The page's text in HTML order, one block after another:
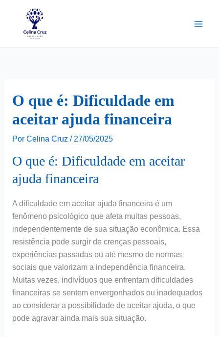
O que é: Dificuldade em
aceitar ajuda financeira
Por Celina Cruz / 27/05/2025
O que é: Dificuldade em aceitar
ajuda financeira
A dificuldade em aceitar ajuda financeira é um
fenômeno psicológico que afeta muitas pessoas,
independentemente de sua situação econômica. Essa
resistência pode surgir de crenças pessoais,
experiências passadas ou até mesmo de normas
sociais que valorizam a independência financeira.
Muitas vezes, indivíduos que enfrentam dificuldades
financeiras se sentem envergonhados ou inadequados
ao considerar a possibilidade de aceitar ajuda, o que
pode agravar ainda mais sua situação.